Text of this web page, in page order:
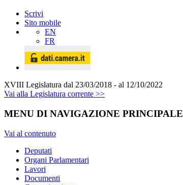
Scrivi
Sito mobile
EN
FR
XVIII Legislatura dal 23/03/2018 - al 12/10/2022
Vai alla Legislatura corrente >>
MENU DI NAVIGAZIONE PRINCIPALE
Vai al contenuto
Deputati
Organi Parlamentari
Lavori
Documenti